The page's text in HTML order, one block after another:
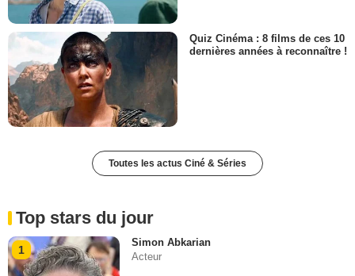
Quiz Cinéma : 8 films de ces 10
dernières années à reconnaître !
Toutes les actus Ciné & Séries
Top stars du jour
1
Simon Abkarian
Acteur